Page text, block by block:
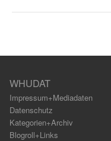
WHUDAT
Impressum+Mediadaten
Datenschutz
Kategorien+Archiv
Blogroll+Links